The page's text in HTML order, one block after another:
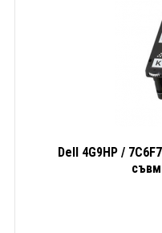
Dell 4G9HP /